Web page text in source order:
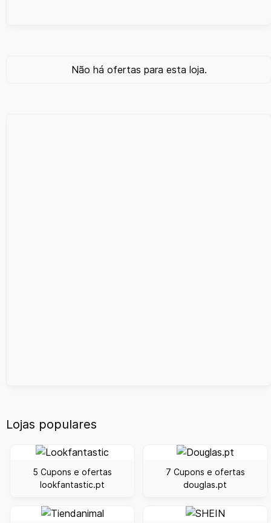
Não há ofertas para esta loja.
Lojas populares
5 Cupons e ofertas
lookfantastic.pt
7 Cupons e ofertas
douglas.pt